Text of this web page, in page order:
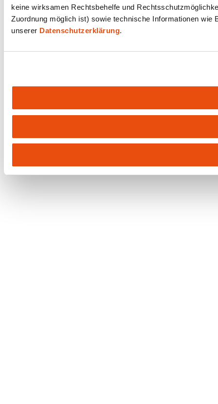
keine wirksamen Rechtsbehelfe und
Zuordnung möglich ist) sowie technische Informationen wie
unserer Datenschutzerklärung.